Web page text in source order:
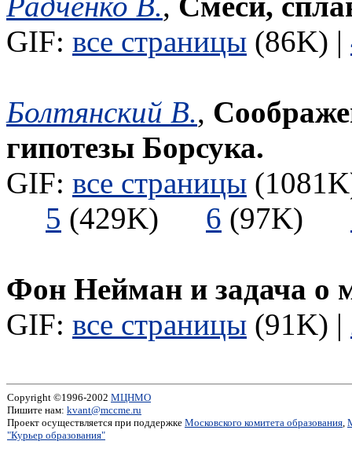
GIF: все страницы (86K) |
Болтянский В.,
гипотезы Борсука.
GIF: все страницы
5 (429K) 6 (97K)
Фон Нейман и задача о
GIF: все страницы (91K) |
Copyright ©1996-2002 МЦНМО
Пишите нам: kvant@mccme.ru
Проект осуществляется при поддержке Московского комитета образования,
"Курьер образования"